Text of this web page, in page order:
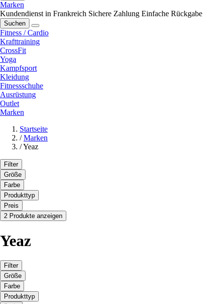
Marken
Kundendienst in Frankreich Sichere Zahlung Einfache Rückgabe
Suchen
Fitness / Cardio
Krafttraining
CrossFit
Yoga
Kampfsport
Kleidung
Fitnessschuhe
Ausrüstung
Outlet
Marken
Startseite
/ Marken
/Yeaz
Filter
Größe
Farbe
Produkttyp
Preis
2 Produkte anzeigen
Yeaz
Filter
Größe
Farbe
Produkttyp